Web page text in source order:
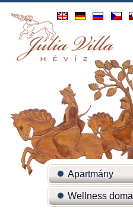
Apartmány
Wellness doma